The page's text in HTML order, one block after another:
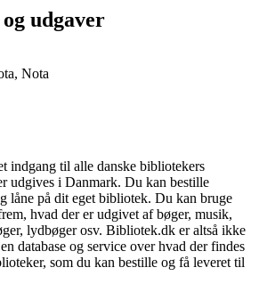
udgaver
Nota
indgang til alle danske bibliotekers
udgives i Danmark. Du kan bestille
låne på dit eget bibliotek. Du kan bruge
hvad der er udgivet af bøger, musik,
lydbøger osv. Bibliotek.dk er altså ikke
database og service over hvad der findes
som du kan bestille og få leveret til